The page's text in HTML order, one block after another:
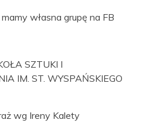
własna grupę na FB
SZTUKI I
IM. ST. WYSPAŃSKIEGO
wg Ireny Kalety